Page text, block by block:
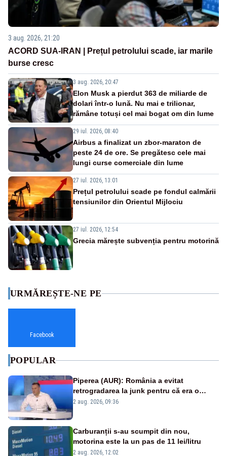
3 aug. 2026, 21:20
ACORD SUA-IRAN | Prețul petrolului scade, iar marile
burse cresc
3 aug. 2026, 20:47
Elon Musk a pierdut 363 de miliarde de
dolari într-o lună. Nu mai e trilionar,
rămâne totuși cel mai bogat om din lume
29 iul. 2026, 08:40
Airbus a finalizat un zbor-maraton de
peste 24 de ore. Se pregătesc cele mai
lungi curse comerciale din lume
27 iul. 2026, 13:01
Prețul petrolului scade pe fondul calmării
tensiunilor din Orientul Mijlociu
27 iul. 2026, 12:54
Grecia mărește subvenția pentru motorină
URMĂREȘTE-NE PE
Facebook
POPULAR
Piperea (AUR): România a evitat
retrogradarea la junk pentru că era o
catastrofă pentru bănci și fondurile de
2 aug. 2026, 09:36
Carburanții s-au scumpit din nou,
motorina este la un pas de 11 lei/litru
2 aug. 2026, 12:02